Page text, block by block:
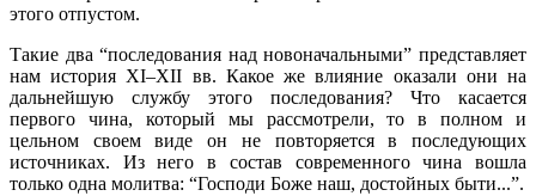
этого отпустом.
Такие два “последования над новоначальными” представляет
нам история XI–XII вв. Какое же влияние оказали они на
дальнейшую службу этого последования? Что касается
первого чина, который мы рассмотрели, то в полном и
цельном своем виде он не повторяется в последующих
источниках. Из него в состав современного чина вошла
только одна молитва: “Господи Боже наш, достойных быти...”.